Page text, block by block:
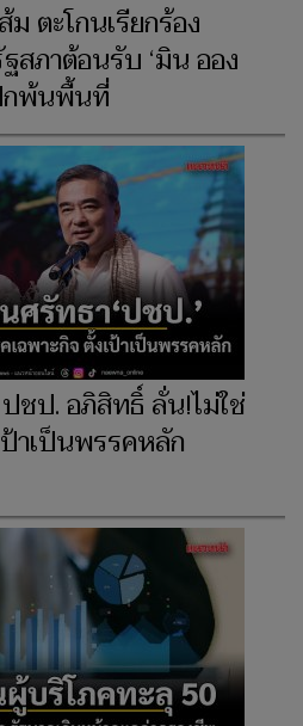
ตะโกนเรียกร้อง
ภาต้อนรับ ‘มิน ออง
กพ้นพื้นที่
ชป. อภิสิทธิ์ ลั่น!ไม่ใช่
าเป็นพรรคหลัก